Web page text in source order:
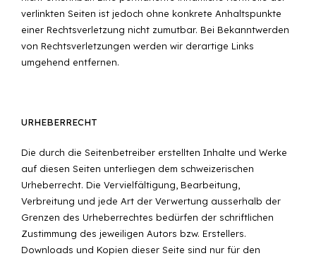
verlinkten Seiten ist jedoch ohne konkrete Anhaltspunkte
einer Rechtsverletzung nicht zumutbar. Bei Bekanntwerden
von Rechtsverletzungen werden wir derartige Links
umgehend entfernen.
URHEBERRECHT
Die durch die Seitenbetreiber erstellten Inhalte und Werke
auf diesen Seiten unterliegen dem schweizerischen
Urheberrecht. Die Vervielfältigung, Bearbeitung,
Verbreitung und jede Art der Verwertung ausserhalb der
Grenzen des Urheberrechtes bedürfen der schriftlichen
Zustimmung des jeweiligen Autors bzw. Erstellers.
Downloads und Kopien dieser Seite sind nur für den